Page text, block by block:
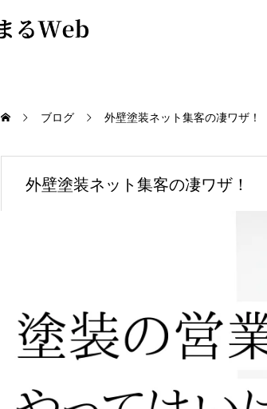
ブログ 外壁塗装ネット集客の凄ワザ！
外壁塗装ネット集客の凄ワザ！